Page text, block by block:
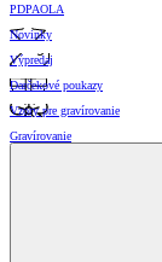
PDPAOLA
Novinky
Výpredaj
Darčekové poukazy
Vzory pre gravírovanie
Gravírovanie